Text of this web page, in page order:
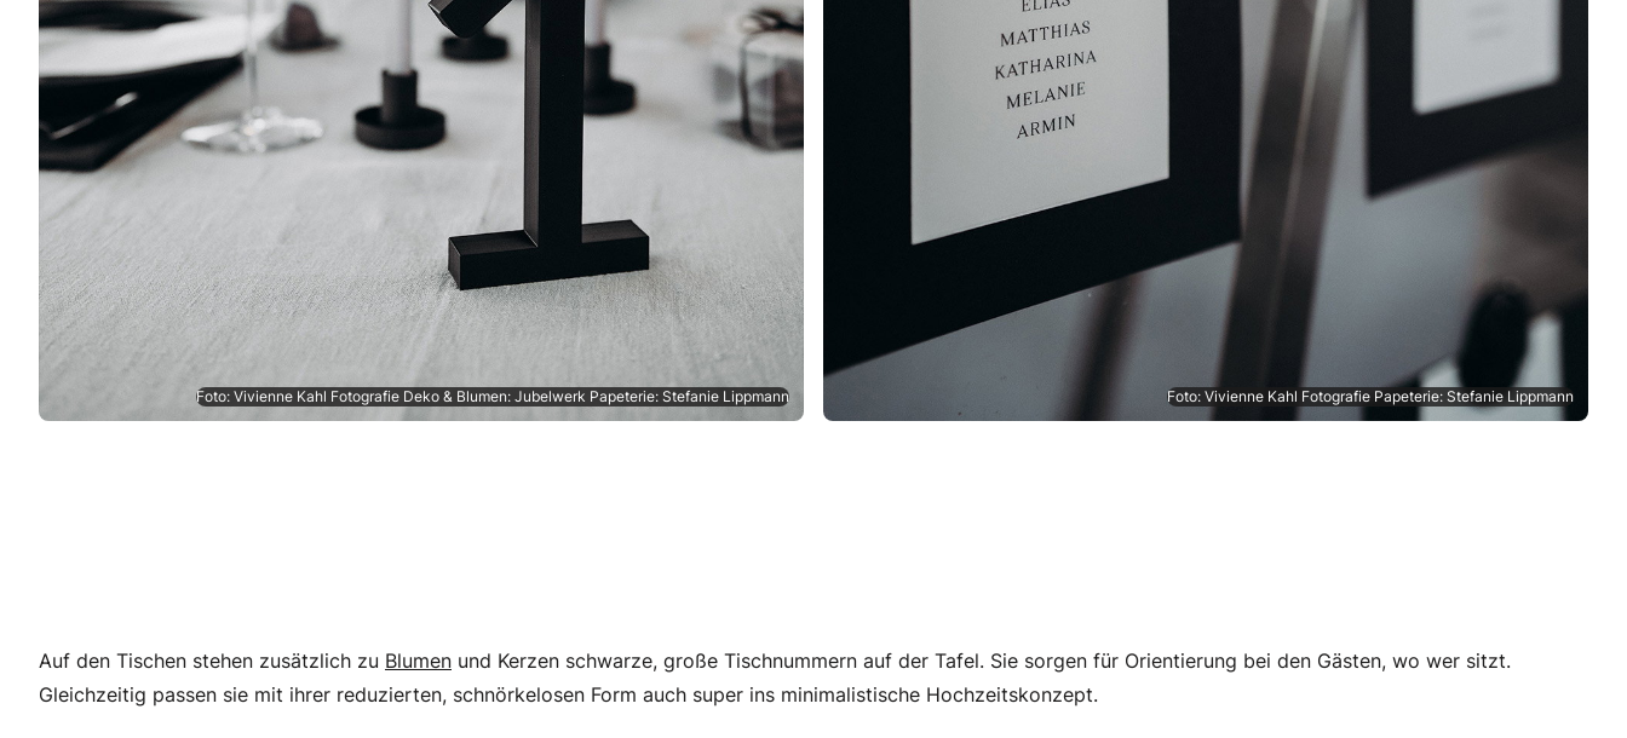
Foto: Vivienne Kahl Fotografie Deko & Blumen: Jubelwerk Papeterie: Stefanie Lippmann Foto: Vivienne Kahl Fotografie Papeterie: Stefanie Lippmann
Auf den Tischen stehen zusätzlich zu Blumen und Kerzen schwarze, große Tischnummern auf der Tafel. Sie sorgen für Orientierung bei den Gästen, wo wer sitzt.
Gleichzeitig passen sie mit ihrer reduzierten, schnörkelosen Form auch super ins minimalistische Hochzeitskonzept.